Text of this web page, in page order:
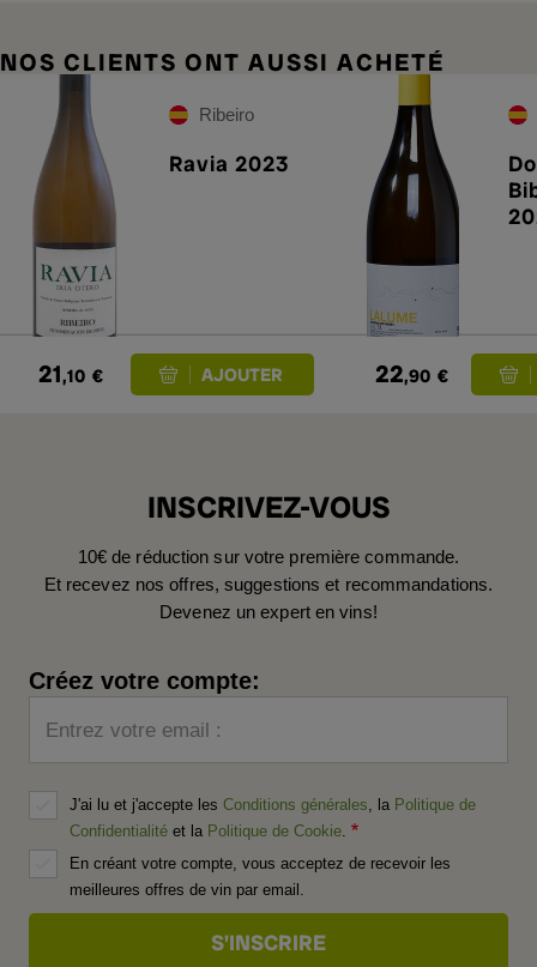
NOS CLIENTS ONT AUSSI ACHETÉ
Ribeiro
Ravia 2023
21,10 € 22,90 €
INSCRIVEZ-VOUS
10€ de réduction sur votre première commande.
Et recevez nos offres, suggestions et recommandations.
Devenez un expert en vins!
Créez votre compte:
Entrez votre email :
J'ai lu et j'accepte les Conditions générales , la Politique de
Confidentialité et la Politique de Cookie
En créant votre compte, vous acceptez de recevoir les
meilleures offres de vin par email.